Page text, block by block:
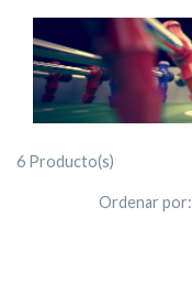
6 Producto(s)
Ordenar por: